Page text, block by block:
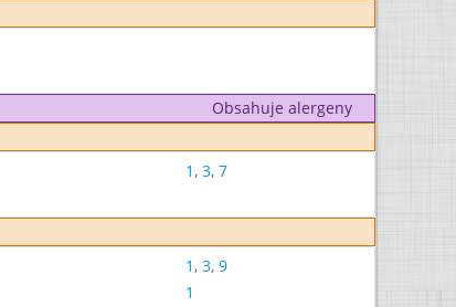
Obsahuje alergeny
1, 3, 7
1, 3, 9
1